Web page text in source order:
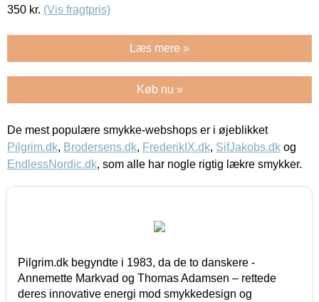
350 kr. (Vis fragtpris)
Læs mere »
Køb nu »
De mest populære smykke-webshops er i øjeblikket
Pilgrim.dk, Brodersens.dk, FrederikIX.dk, SifJakobs.dk og
EndlessNordic.dk, som alle har nogle rigtig lækre smykker.
Pilgrim.dk begyndte i 1983, da de to danskere -
Annemette Markvad og Thomas Adamsen – rettede
deres innovative energi mod smykkedesign og